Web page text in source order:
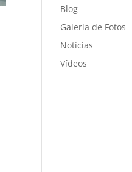
Blog
Galeria de Fotos
Notícias
Vídeos